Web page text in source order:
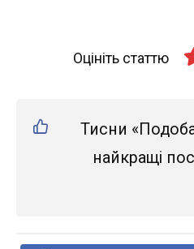
Оцініть статтю
Тисни
найкращі